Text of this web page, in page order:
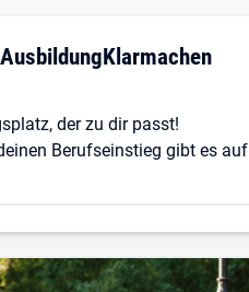
der zu dir passt!
Berufseinstieg gibt es auf